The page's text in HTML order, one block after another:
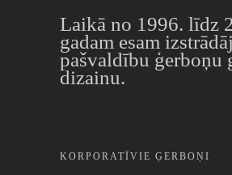
Laikā no 1996. līdz
gadam esam
pašvaldību ģerboņu
dizainu.
KORPORATĪVIE ĢERBOŅI